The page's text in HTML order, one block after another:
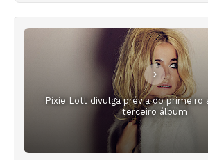
Pixie Lott divulga prévia do primeiro
terceiro álbum